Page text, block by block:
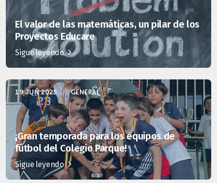
El valor de las matemáticas, un pilar de los
Proyectos Educare
Sigue leyendo
19 JUN 2025 / GENERAL
¡Gran temporada para los equipos de
fútbol del Colegio Parque!
Sigue leyendo